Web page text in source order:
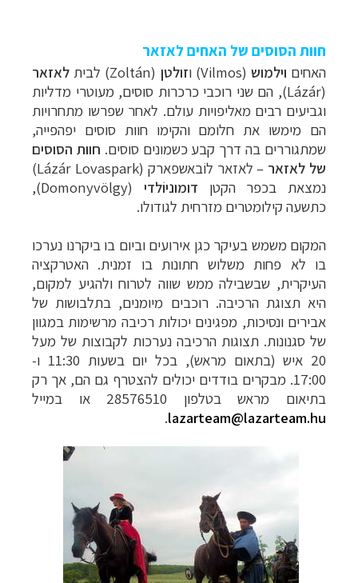
חוות הסוסים של האחים לאזאר
האחים וילמוש (
Vilmos) וזולטן (
Zoltán) לבית לאזאר
(
Lázár), הם שני רוכבי כרכרות סוסים, מעוטרי מדליות
וגביעים רבים מאליפויות עולם. לאחר שפרשו מתחרויות
הם מימשו את חלומם והקימו חוות סוסים יפהפייה,
שמתגוררים בה דרך קבע כשמונים סוסים. חוות הסוסים
של לאזאר – לאזאר לוֹבאשפארק (Lázár Lovaspark
)
נמצאת בכפר הקטן דומוניוֹלדי
(Domonyvölgy),
כתשעה קילומטרים מזרחית לגודולו.
המקום משמש בעיקר כגן אירועים וביום בו ביקרנו נערכו
בו לא פחות משלוש חתונות בו זמנית. האטרקציה
העיקרית, שבשבילה ממש שווה לטרוח ולהגיע למקום,
היא תצוגת הרכיבה. רוכבים מיומנים, בתלבושות של
אבירים ונסיכות, מפגינים יכולות רכיבה מרשימות במגוון
של סגנונות. תצוגות הרכיבה נערכות לקבוצות של מעל
20 איש (בתאום מראש), בכל יום בשעות 11:30 ו-
17:00. מבקרים בודדים יכולים להצטרף גם הם, אך רק
בתיאום מראש בטלפון 28576510 או במייל
lazarteam@lazarteam.hu
.